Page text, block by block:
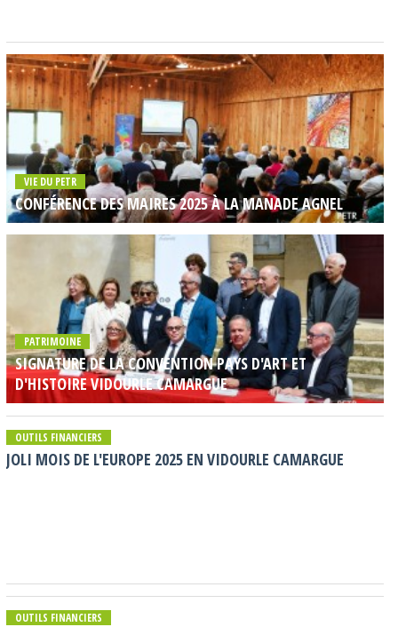
VIE DU PETR
CONFÉRENCE DES MAIRES 2025 À LA MANADE AGNEL
PATRIMOINE
SIGNATURE DE LA CONVENTION PAYS D'ART ET
D'HISTOIRE VIDOURLE CAMARGUE
OUTILS FINANCIERS
JOLI MOIS DE L'EUROPE 2025 EN VIDOURLE CAMARGUE
OUTILS FINANCIERS